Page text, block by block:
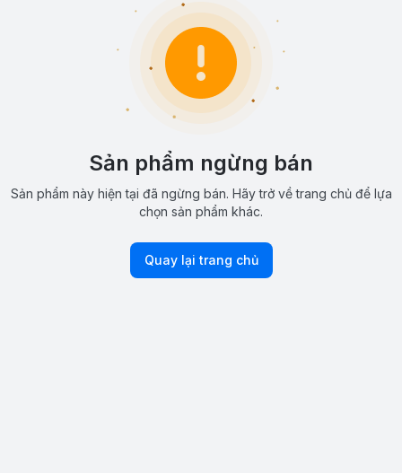
Sản phẩm ngừng bán
Sản phẩm này hiện tại đã ngừng bán. Hãy trở về trang chủ để lựa
chọn sản phẩm khác.
Quay lại trang chủ